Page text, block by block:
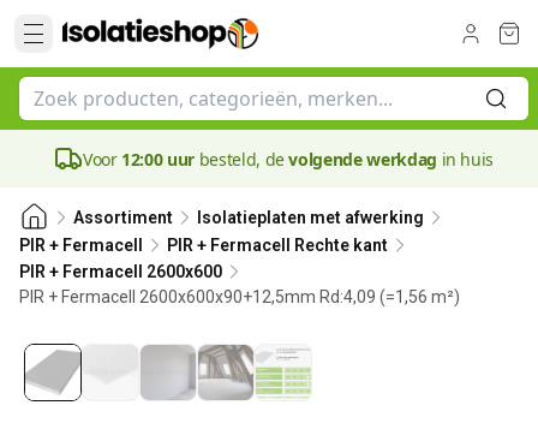
Voor 12:00 uur besteld, devolgende werkdag in huis
Assortiment
Isolatieplaten met afwerking
PIR + Fermacell
PIR + Fermacell Rechte kant
PIR + Fermacell 2600x600
PIR + Fermacell 2600x600x90+12,5mm Rd:4,09 (=1,56 m²)
90 mm